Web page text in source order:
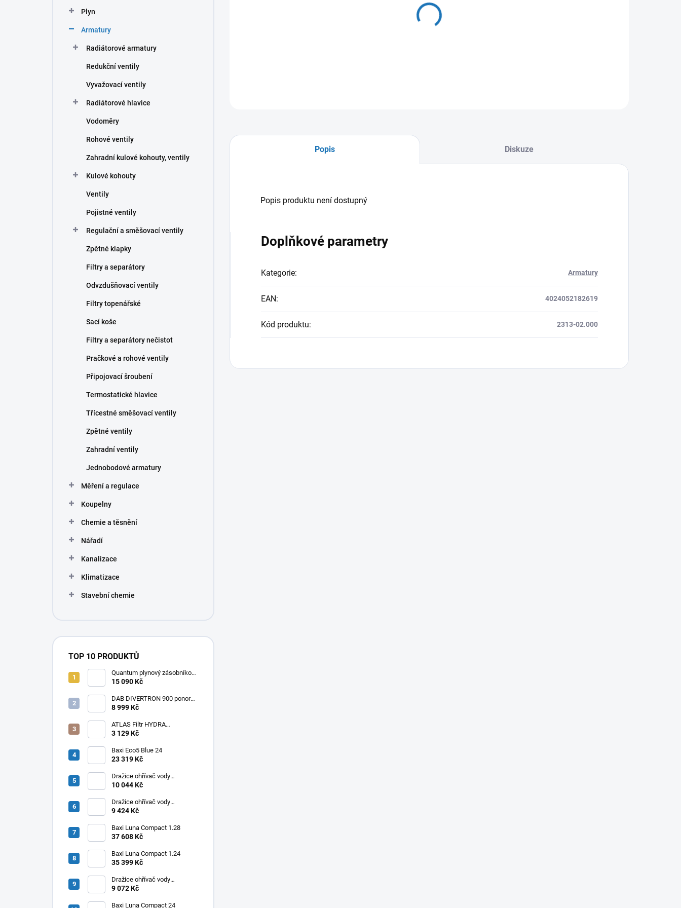
Plyn
Armatury
Radiátorové armatury
Redukční ventily
Vyvažovací ventily
Radiátorové hlavice
Vodoměry
Rohové ventily
Zahradní kulové kohouty, ventily
Kulové kohouty
Ventily
Pojistné ventily
Regulační a směšovací ventily
Zpětné klapky
Filtry a separátory
Odvzdušňovací ventily
Filtry topenářské
Sací koše
Filtry a separátory nečistot
Pračkové a rohové ventily
Připojovací šroubení
Termostatické hlavice
Třícestné směšovací ventily
Zpětné ventily
Zahradní ventily
Jednobodové armatury
Měření a regulace
Koupelny
Chemie a těsnění
Nářadí
Kanalizace
Klimatizace
Stavební chemie
TOP 10 PRODUKTŮ
Quantum plynový zásobníkový
ohřívač Q7 EU 30 NORS/E 115l
15 090 Kč
DAB DIVERTRON 900 ponorné
6" čerpadlo do vrtů a studní
8 999 Kč
ATLAS Filtr HYDRA
RAINMASTER TRIO RSH 1" +
3 129 Kč
Baxi Eco5 Blue 24
23 319 Kč
Dražice ohřívač vody
elektrický svislý OKHE ONE/E
10 044 Kč
Dražice ohřívač vody
elektrický svislý OKHE ONE/E
9 424 Kč
Baxi Luna Compact 1.28
37 608 Kč
Baxi Luna Compact 1.24
35 399 Kč
Dražice ohřívač vody
elektrický svislý OKHE ONE/E
9 072 Kč
Baxi Luna Compact 24
DO:
11.8.2026
Popis Diskuze
Popis produktu není dostupný
Doplňkové parametry
Kategorie: Armatury
EAN: 4024052182619
Kód produktu: 2313-02.000